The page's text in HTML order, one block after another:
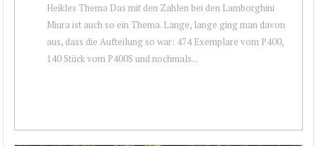
Heikles Thema Das mit den Zahlen bei den Lamborghini
Miura ist auch so ein Thema. Lange, lange ging man davon
aus, dass die Aufteilung so war: 474 Exemplare vom P400,
140 Stück vom P400S und nochmals...